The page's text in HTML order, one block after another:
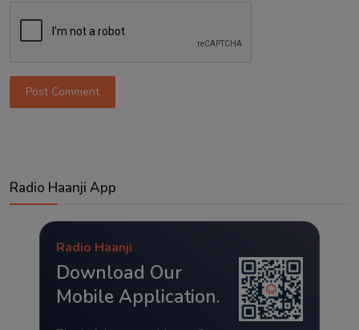
Post Comment
Radio Haanji App
Radio Haanji
Download Our
Mobile Application.